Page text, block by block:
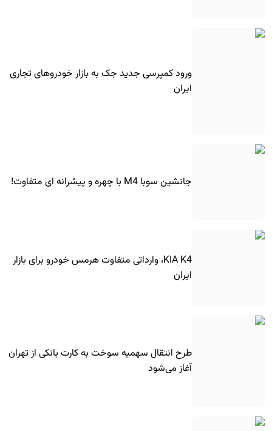
ورود کمپرسی جدید جک به بازار خودروهای تجاری
ایران
جانشین سوبا M4 با چهره و پیشرانه ای متفاوت!
KIA K4، وارداتی متفاوت هرمس خودرو برای بازار
ایران
طرح انتقال سهمیه سوخت به کارت بانکی از تهران
آغاز می‌شود